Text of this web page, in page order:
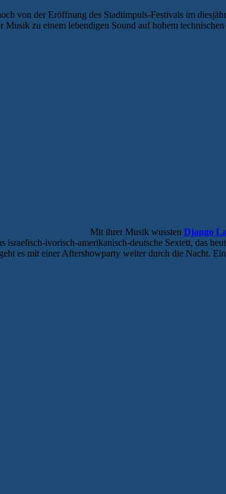
von der Eröffnung des Stadtimpuls-Festivals im
zu einem lebendigen Sound auf hohem
Mit ihrer Musik wussten Django
israelisch-ivorisch-amerikanisch-deutsche Sextett, das
es mit einer Aftershowparty weiter durch die Nacht.